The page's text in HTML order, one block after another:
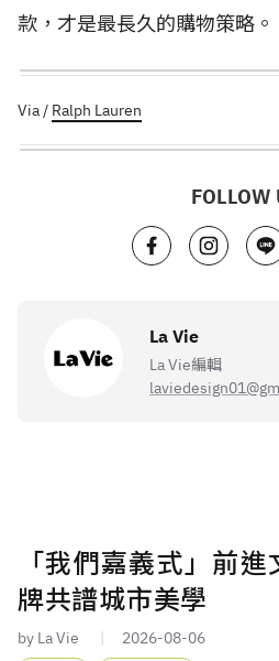
款，才是最長久的購物策略。
Via / Ralph Lauren
FOLLOW
La Vie
La Vie編輯
「我們嘉義式」前
牌共譜城市美學
by La Vie 2026-08-06